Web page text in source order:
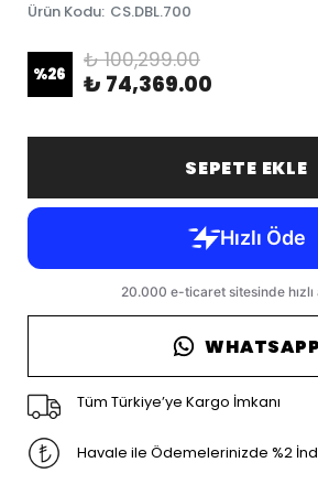
Ürün Kodu: CS.DBL.700
%26
₺ 100,299.00
₺ 74,369.00
SEPETE EKLE
WHATSAPP
Tüm Türkiye’ye Kargo İmkanı
Havale ile Ödemelerinizde %2